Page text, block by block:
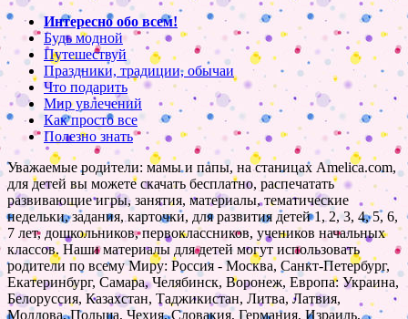
Интересно обо всем!
Будь модной
Путешествуй
Праздники, традиции, обычаи
Что подарить
Мир увлечений
Как просто все
Полезно знать
Уважаемые родители: мамы и папы, на станицах Amelica.com,
для детей вы можете скачать бесплатно, распечатать
развивающие игры, занятия, материалы, тематические
недельки, задания, карточки, для развития детей 1, 2, 3, 4, 5, 6,
7 лет, дошкольников, первоклассников, учеников начальных
классов. Наши материалы для детей могут использовать
родители по всему Миру: Россия - Москва, Санкт-Петербург,
Екатеринбург, Самара, Челябинск, Воронеж, Европа: Украина,
Белоруссия, Казахстан, Таджикистан, Литва, Латвия,
Молдова, Польша, Чехия, Словакия, Германия, Израиль,